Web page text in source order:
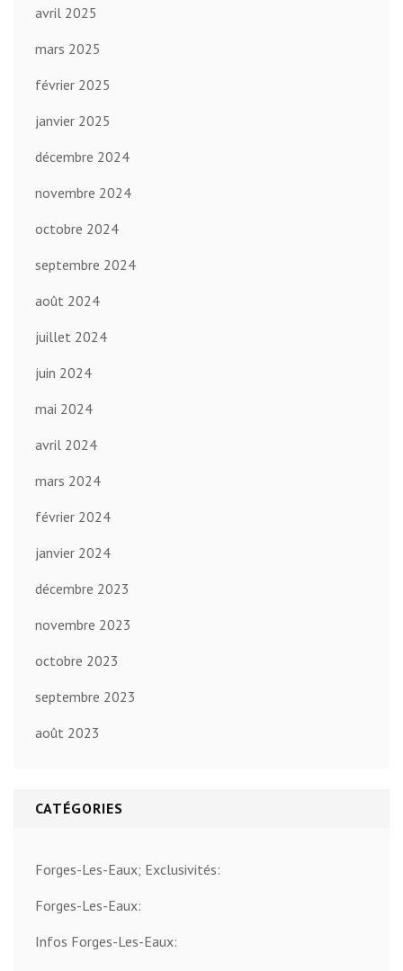
avril 2025
mars 2025
février 2025
janvier 2025
décembre 2024
novembre 2024
octobre 2024
septembre 2024
août 2024
juillet 2024
juin 2024
mai 2024
avril 2024
mars 2024
février 2024
janvier 2024
décembre 2023
novembre 2023
octobre 2023
septembre 2023
août 2023
CATÉGORIES
Forges-Les-Eaux; Exclusivités:
Forges-Les-Eaux:
Infos Forges-Les-Eaux: